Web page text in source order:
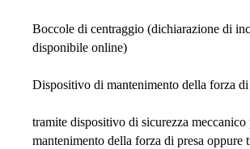
Boccole di centraggio (dichiarazione di
disponibile online)
Dispositivo di mantenimento della forza di
tramite dispositivo di sicurezza meccanico
mantenimento della forza di presa oppure